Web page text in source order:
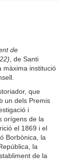
de
, de Santi
màxima institució
que
un dels Premis
i
orígens de la
el 1869 i el
Borbònica, la
la
de la